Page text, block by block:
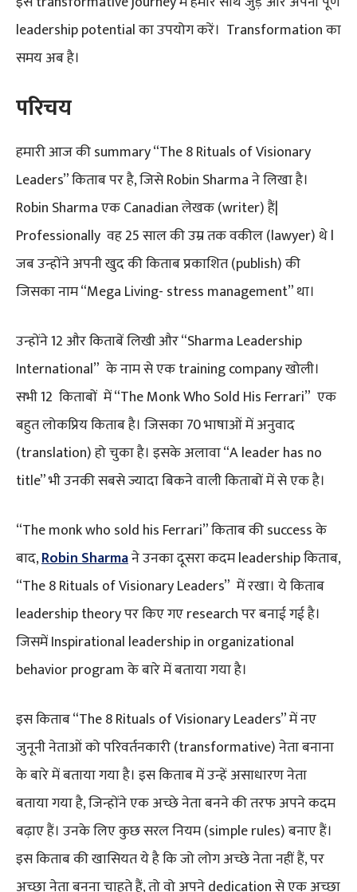
leadership potential का उपयोग करें। Transformation का
समय अब ​​है।
परिचय
हमारी आज की summary “The 8 Rituals of Visionary
Leaders” किताब पर है, जिसे Robin Sharma ने लिखा है।
Robin Sharma एक Canadian लेखक (writer) हैं|
Professionally वह 25 साल की उम्र तक वकील (lawyer) थे l
जब उन्होंने अपनी खुद की किताब प्रकाशित (publish) की
जिसका नाम “Mega Living- stress management” था।
उन्होंने 12 और किताबें लिखी और “Sharma Leadership
International” के नाम से एक training company खोली।
सभी 12 किताबों में “The Monk Who Sold His Ferrari” एक
बहुत लोकप्रिय किताब है। जिसका 70 भाषाओं में अनुवाद
(translation) हो चुका है। इसके अलावा “A leader has no
title” भी उनकी सबसे ज्यादा बिकने वाली किताबों में से एक है।
“The monk who sold his Ferrari” किताब की success के
बाद,Robin Sharmaने उनका दूसरा कदम leadership किताब,
“The 8 Rituals of Visionary Leaders” में रखा। ये किताब
leadership theory पर किए गए research पर बनाई गई है।
जिसमें Inspirational leadership in organizational
behavior program के बारे में बताया गया है।
इस किताब “The 8 Rituals of Visionary Leaders” में नए
जुनूनी नेताओं को परिवर्तनकारी (transformative) नेता बनाना
के बारे में बताया गया है। इस किताब में उन्हें असाधारण नेता
बताया गया है, जिन्होंने एक अच्छे नेता बनने की तरफ अपने कदम
बढ़ाए हैं। उनके लिए कुछ सरल नियम (simple rules) बनाए हैं।
इस किताब की खासियत ये है कि जो लोग अच्छे नेता नहीं हैं, पर
अच्छा नेता बनना चाहते हैं, तो वो अपने dedication से एक अच्छा